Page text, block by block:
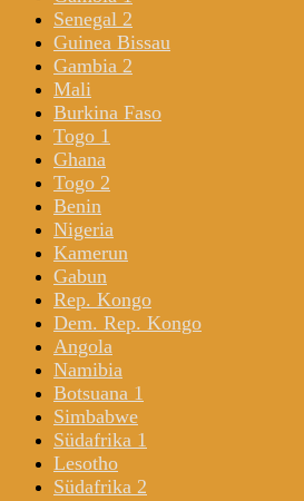
Senegal 2
Guinea Bissau
Gambia 2
Mali
Burkina Faso
Togo 1
Ghana
Togo 2
Benin
Nigeria
Kamerun
Gabun
Rep. Kongo
Dem. Rep. Kongo
Angola
Namibia
Botsuana 1
Simbabwe
Südafrika 1
Lesotho
Südafrika 2